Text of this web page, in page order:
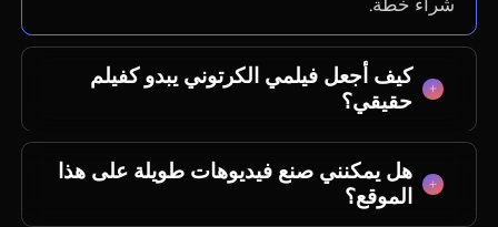
كيف أجعل فيلمي الكرتوني يبدو كفيلم
حقيقي؟
استخدم إعدادات نانو في Magiclight AI. تتيح لك
تحديد كيفية وقوف الشخصيات وتعبيرات وجوههم
بدقة، مما يجعل القصة أكثر واقعية وعاطفية.
هل يمكنني صنع فيديوهات طويلة على هذا
الموقع؟